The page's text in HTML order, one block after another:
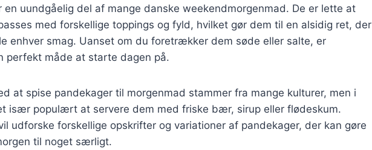
en uundgåelig del af mange danske weekendmorgenmad. De er lette at
med forskellige toppings og fyld, hvilket gør dem til en alsidig ret, der
enhver smag. Uanset om du foretrækker dem søde eller salte, er
perfekt måde at starte dagen på.
at spise pandekager til morgenmad stammer fra mange kulturer, men i
især populært at servere dem med friske bær, sirup eller flødeskum.
udforske forskellige opskrifter og variationer af pandekager, der kan gøre
til noget særligt.